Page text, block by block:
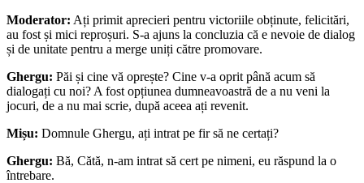
Moderator: Ați primit aprecieri pentru victoriile obținute, felicitări,
au fost și mici reproșuri. S-a ajuns la concluzia că e nevoie de dialog
și de unitate pentru a merge uniți către promovare.
Ghergu: Păi și cine vă oprește? Cine v-a oprit până acum să
dialogați cu noi? A fost opțiunea dumneavoastră de a nu veni la
jocuri, de a nu mai scrie, după aceea ați revenit.
Mișu: Domnule Ghergu, ați intrat pe fir să ne certați?
Ghergu: Bă, Cătă, n-am intrat să cert pe nimeni, eu răspund la o
întrebare.